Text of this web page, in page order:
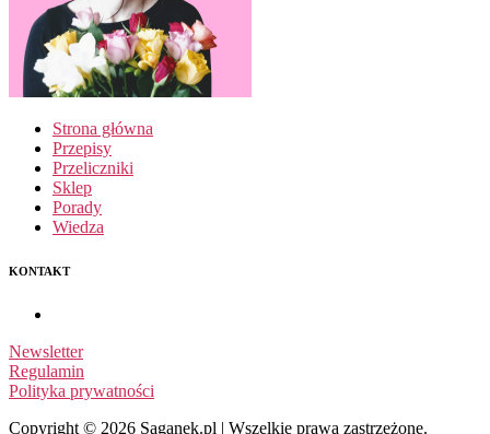
Strona główna
Przepisy
Przeliczniki
Sklep
Porady
Wiedza
KONTAKT
Newsletter
Regulamin
Polityka prywatności
Copyright © 2026 Saganek.pl | Wszelkie prawa zastrzeżone.